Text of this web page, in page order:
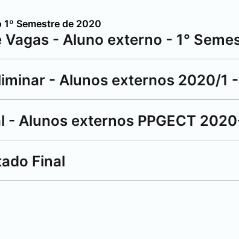
Semestre de 2020
- Aluno externo - 1°
- Alunos externos 2020/1 -
- Alunos externos PPGECT
Final